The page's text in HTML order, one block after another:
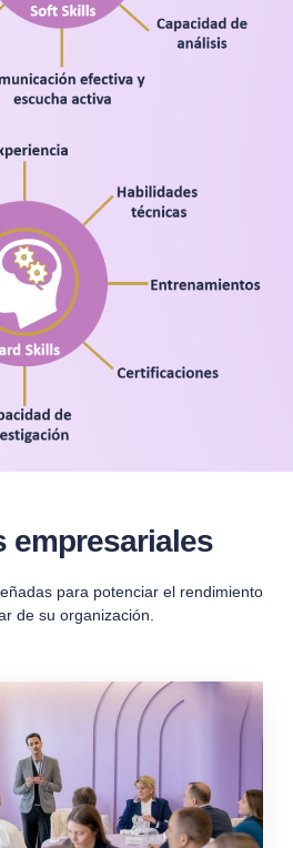
empresariales
para potenciar el rendimiento
de su organización.